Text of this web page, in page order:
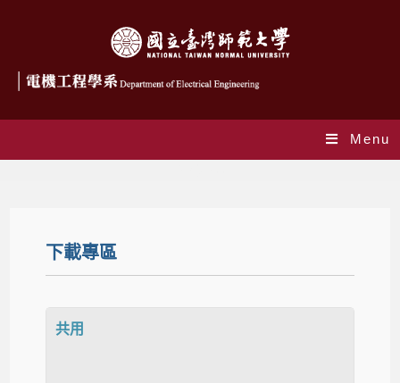
Menu
下載專區
共用